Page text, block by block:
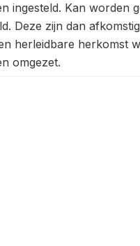
ingesteld. Kan worden
Deze zijn dan
herleidbare herkomst
omgezet.